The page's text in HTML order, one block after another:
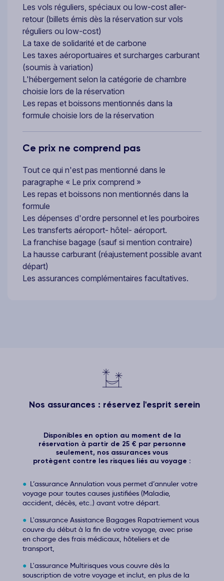
Les vols réguliers, spéciaux ou low-cost aller-
retour (billets émis dès la réservation sur vols
réguliers ou low-cost)
La taxe de solidarité et de carbone
Les taxes aéroportuaires et surcharges carburant
(soumis à variation)
L'hébergement selon la catégorie de chambre
choisie lors de la réservation
Les repas et boissons mentionnés dans la
formule choisie lors de la réservation
Ce prix ne comprend pas
Tout ce qui n'est pas mentionné dans le
paragraphe « Le prix comprend »
Les repas et boissons non mentionnés dans la
formule
Les dépenses d'ordre personnel et les pourboires
Les transferts aéroport- hôtel- aéroport.
La franchise bagage (sauf si mention contraire)
La hausse carburant (réajustement possible avant
départ)
Les assurances complémentaires facultatives.
Nos assurances : réservez l'esprit serein
Disponibles en option au moment de la
réservation à partir de 25 € par personne
seulement, nos assurances vous
protègent contre les risques liés au voyage :
L’assurance Annulation vous permet d’annuler votre
voyage pour toutes causes justifiées (Maladie,
accident, décès, etc..) avant votre départ.
L'assurance Assistance Bagages Rapatriement vous
couvre du début à la fin de votre voyage, avec prise
en charge des frais médicaux, hôteliers et de
transport,
L'assurance Multirisques vous couvre dès la
souscription de votre voyage et inclut, en plus de la